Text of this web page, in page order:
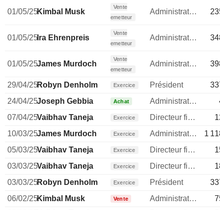
01/05/25Kimbal Musk
Vente
emetteur
Administrateur
01/05/25Ira Ehrenpreis
Vente
emetteur
Administrateur
01/05/25James Murdoch
Vente
emetteur
Administrateur
29/04/25Robyn Denholm Exercice Président
24/04/25Joseph Gebbia Achat Administrateur
07/04/25Vaibhav Taneja Exercice Directeur financier
10/03/25James Murdoch Exercice Administrateur
1
05/03/25Vaibhav Taneja Exercice Directeur financier
03/03/25Vaibhav Taneja Exercice Directeur financier
03/03/25Robyn Denholm Exercice Président
06/02/25Kimbal Musk Vente Administrateur